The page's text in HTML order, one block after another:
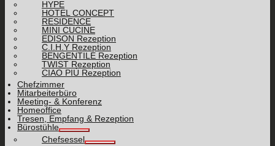
HYPE
HOTEL CONCEPT
RESIDENCE
MINI CUCINE
EDISON Rezeption
C.I.H.Y Rezeption
BENGENTILE Rezeption
TWIST Rezeption
CIAO PIÙ Rezeption
Chefzimmer
Mitarbeiterbüro
Meeting- & Konferenz
Homeoffice
Tresen, Empfang & Rezeption
Bürostühle
Chefsessel